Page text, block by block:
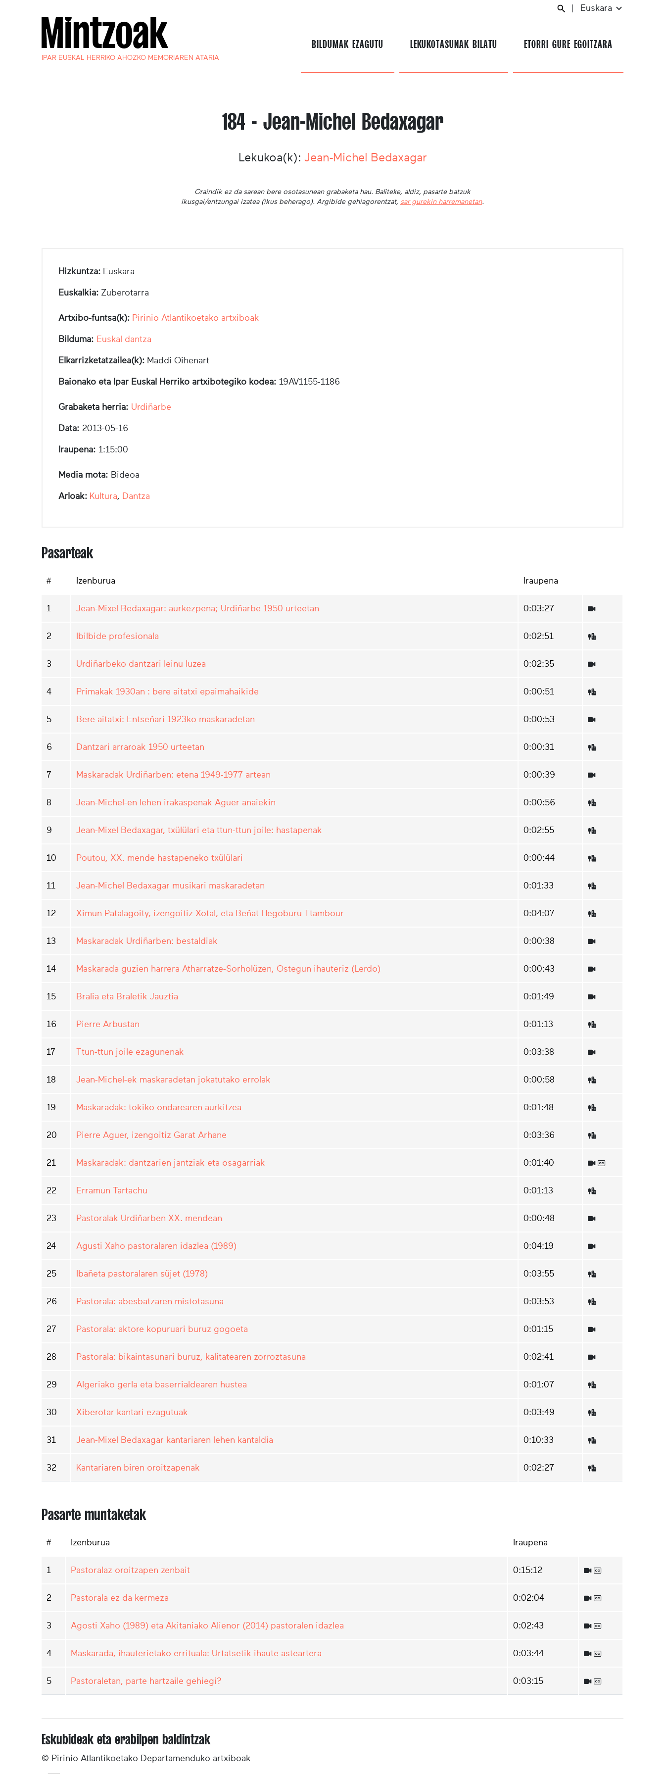
IPAR EUSKAL HERRIKO AHOZKO MEMORIAREN ATARIA
Euskara
BILDUMAK EZAGUTU LEKUKOTASUNAK BILATU ETORRI GURE EGOITZARA
184 - Jean-Michel Bedaxagar
Lekukoa(k): Jean-Michel Bedaxagar
Oraindik ez da sarean bere osotasunean grabaketa hau. Baliteke, aldiz, pasarte batzuk
ikusgai/entzungai izatea (ikus beherago). Argibide gehiagorentzat, sar gurekin harremanetan.
Hizkuntza: Euskara
Euskalkia: Zuberotarra
Artxibo-funtsa(k): Pirinio Atlantikoetako artxiboak
Bilduma: Euskal dantza
Elkarrizketatzailea(k): Maddi Oihenart
Baionako eta Ipar Euskal Herriko artxibotegiko kodea: 19AV1155-1186
Grabaketa herria: Urdiñarbe
Data: 2013-05-16
Iraupena: 1:15:00
Media mota: Bideoa
Arloak: Kultura, Dantza
Pasarteak
# Izenburua Iraupena
1 Jean-Mixel Bedaxagar: aurkezpena; Urdiñarbe 1950 urteetan 0:03:27
2 Ibilbide profesionala 0:02:51
3 Urdiñarbeko dantzari leinu luzea 0:02:35
4 Primakak 1930an : bere aitatxi epaimahaikide 0:00:51
5 Bere aitatxi: Entseñari 1923ko maskaradetan 0:00:53
6 Dantzari arraroak 1950 urteetan 0:00:31
7 Maskaradak Urdiñarben: etena 1949-1977 artean 0:00:39
8 Jean-Michel-en lehen irakaspenak Aguer anaiekin 0:00:56
9 Jean-Mixel Bedaxagar, txülülari eta ttun-ttun joile: hastapenak 0:02:55
10 Poutou, XX. mende hastapeneko txülülari 0:00:44
11 Jean-Michel Bedaxagar musikari maskaradetan 0:01:33
12 Ximun Patalagoity, izengoitiz Xotal, eta Beñat Hegoburu Ttambour 0:04:07
13 Maskaradak Urdiñarben: bestaldiak 0:00:38
14 Maskarada guzien harrera Atharratze-Sorholüzen, Ostegun ihauteriz (Lerdo) 0:00:43
15 Bralia eta Braletik Jauztia 0:01:49
16 Pierre Arbustan 0:01:13
17 Ttun-ttun joile ezagunenak 0:03:38
18 Jean-Michel-ek maskaradetan jokatutako errolak 0:00:58
19 Maskaradak: tokiko ondarearen aurkitzea 0:01:48
20 Pierre Aguer, izengoitiz Garat Arhane 0:03:36
21 Maskaradak: dantzarien jantziak eta osagarriak 0:01:40
22 Erramun Tartachu 0:01:13
23 Pastoralak Urdiñarben XX. mendean 0:00:48
24 Agusti Xaho pastoralaren idazlea (1989) 0:04:19
25 Ibañeta pastoralaren süjet (1978) 0:03:55
26 Pastorala: abesbatzaren mistotasuna 0:03:53
27 Pastorala: aktore kopuruari buruz gogoeta 0:01:15
28 Pastorala: bikaintasunari buruz, kalitatearen zorroztasuna 0:02:41
29 Algeriako gerla eta baserrialdearen hustea 0:01:07
30 Xiberotar kantari ezagutuak 0:03:49
31 Jean-Mixel Bedaxagar kantariaren lehen kantaldia 0:10:33
32 Kantariaren biren oroitzapenak 0:02:27
Pasarte muntaketak
# Izenburua Iraupena
1 Pastoralaz oroitzapen zenbait 0:15:12
2 Pastorala ez da kermeza 0:02:04
3 Agosti Xaho (1989) eta Akitaniako Alienor (2014) pastoralen idazlea 0:02:43
4 Maskarada, ihauterietako errituala: Urtatsetik ihaute asteartera 0:03:44
5 Pastoraletan, parte hartzaile gehiegi? 0:03:15
Eskubideak eta erabilpen baldintzak
© Pirinio Atlantikoetako Departamenduko artxiboak